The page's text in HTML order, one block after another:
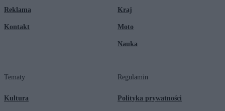
Reklama
Kontakt
Kraj
Moto
Nauka
Tematy
Kultura
Regulamin
Polityka prywatności